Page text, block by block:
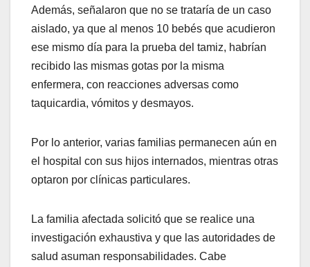
Además, señalaron que no se trataría de un caso
aislado, ya que al menos 10 bebés que acudieron
ese mismo día para la prueba del tamiz, habrían
recibido las mismas gotas por la misma
enfermera, con reacciones adversas como
taquicardia, vómitos y desmayos.
Por lo anterior, varias familias permanecen aún en
el hospital con sus hijos internados, mientras otras
optaron por clínicas particulares.
La familia afectada solicitó que se realice una
investigación exhaustiva y que las autoridades de
salud asuman responsabilidades. Cabe